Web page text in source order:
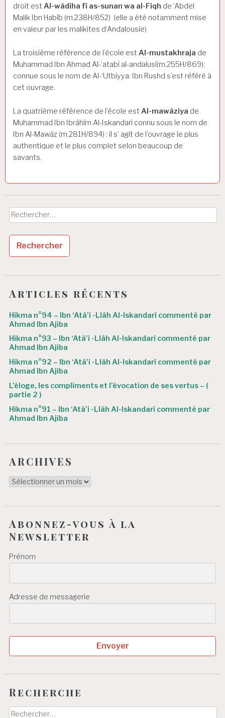
droit est Al-wâdiha fî as-sunan wa al-Fiqh de ‘Abdel
Malik Ibn Habîb (m.238H/852) (elle a été notamment mise
en valeur par les malikites d’Andalousie)
La troisième référence de l’école est Al-mustakhraja de
Muhammad Ibn Ahmad Al-‘atabî al-andalusî(m.255H/869):
connue sous le nom de Al-‘Utbiyya: Ibn Rushd s’est référé à
cet ouvrage.
La quatrième référence de l’école est Al-mawâziya de
Muhammad Ibn Ibrâhîm Al-Iskandarî connu sous le nom de
Ibn Al-Mawâz (m.281H/894) : il s’ agit de l’ouvrage le plus
authentique et le plus complet selon beaucoup de
savants.
Rechercher :
Articles récents
Hikma n°94 – Ibn ‘Atâ’i -Llâh Al-Iskandarî commenté par
Ahmad Ibn Ajiba
Hikma n°93 – Ibn ‘Atâ’i -Llâh Al-Iskandarî commenté par
Ahmad Ibn Ajiba
Hikma n°92 – Ibn ‘Atâ’i -Llâh Al-Iskandarî commenté par
Ahmad Ibn Ajiba
L’éloge, les compliments et l’évocation de ses vertus – (
partie 2 )
Hikma n°91 – Ibn ‘Atâ’i -Llâh Al-Iskandarî commenté par
Ahmad Ibn Ajiba
ARCHIVES
ARCHIVES
Abonnez-vous à la
Newsletter
Prénom
Adresse de messagerie
Envoyer
Recherche
Rechercher :